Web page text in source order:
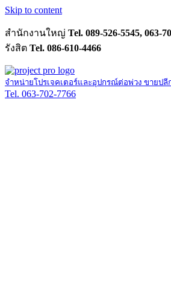
Skip to content
สำนักงานใหญ่ Tel. 089-526-5545, 063-
รังสิต Tel. 086-610-4466
จำหน่ายโปรเจคเตอร์และอุปกรณ์ต่อพ่วง ขายปลี
Tel. 063-702-7766